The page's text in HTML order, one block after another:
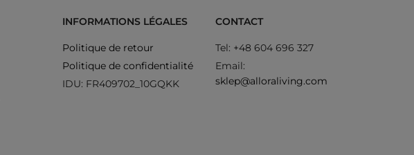
INFORMATIONS LÉGALES
Politique de retour
Politique de confidentialité
IDU: FR409702_10GQKK
CONTACT
Tel: +48 604 696 327
Email:
sklep@alloraliving.com